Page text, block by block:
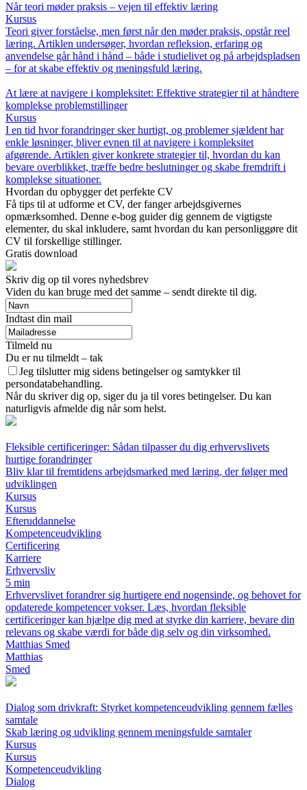
Når teori møder praksis – vejen til effektiv læring
Kursus
Teori giver forståelse, men først når den møder praksis, opstår reel
læring. Artiklen undersøger, hvordan refleksion, erfaring og
anvendelse går hånd i hånd – både i studielivet og på arbejdspladsen
– for at skabe effektiv og meningsfuld læring.
At lære at navigere i kompleksitet: Effektive strategier til at håndtere
komplekse problemstillinger
Kursus
I en tid hvor forandringer sker hurtigt, og problemer sjældent har
enkle løsninger, bliver evnen til at navigere i kompleksitet
afgørende. Artiklen giver konkrete strategier til, hvordan du kan
bevare overblikket, træffe bedre beslutninger og skabe fremdrift i
komplekse situationer.
Hvordan du opbygger det perfekte CV
Få tips til at udforme et CV, der fanger arbejdsgivernes
opmærksomhed. Denne e-bog guider dig gennem de vigtigste
elementer, du skal inkludere, samt hvordan du kan personliggøre dit
CV til forskellige stillinger.
Gratis download
Skriv dig op til vores nyhedsbrev
Viden du kan bruge med det samme – sendt direkte til dig.
Indtast din mail
Tilmeld nu
Du er nu tilmeldt – tak
Jeg tilslutter mig sidens betingelser og samtykker til
persondatabehandling.
Når du skriver dig op, siger du ja til vores betingelser. Du kan
naturligvis afmelde dig når som helst.
Fleksible certificeringer: Sådan tilpasser du dig erhvervslivets
hurtige forandringer
Bliv klar til fremtidens arbejdsmarked med læring, der følger med
udviklingen
Kursus
Kursus
Efteruddannelse
Kompetenceudvikling
Certificering
Karriere
Erhvervsliv
5 min
Erhvervslivet forandrer sig hurtigere end nogensinde, og behovet for
opdaterede kompetencer vokser. Læs, hvordan fleksible
certificeringer kan hjælpe dig med at styrke din karriere, bevare din
relevans og skabe værdi for både dig selv og din virksomhed.
Matthias Smed
Matthias
Smed
Dialog som drivkraft: Styrket kompetenceudvikling gennem fælles
samtale
Skab læring og udvikling gennem meningsfulde samtaler
Kursus
Kursus
Kompetenceudvikling
Dialog